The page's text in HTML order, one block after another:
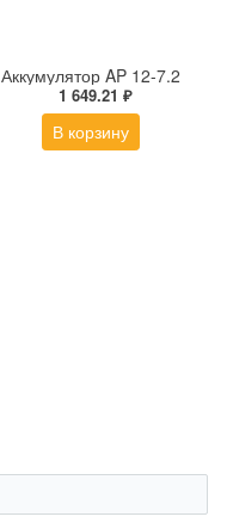
Аккумулятор AP 12-7.2
1 649.21 ₽
В корзину